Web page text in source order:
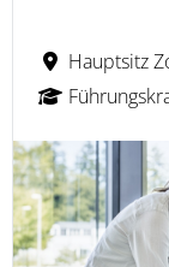
Hauptsitz